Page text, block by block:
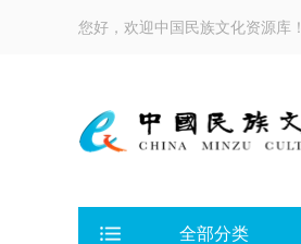
您好，欢迎中国民族文化资源库！
全部分类